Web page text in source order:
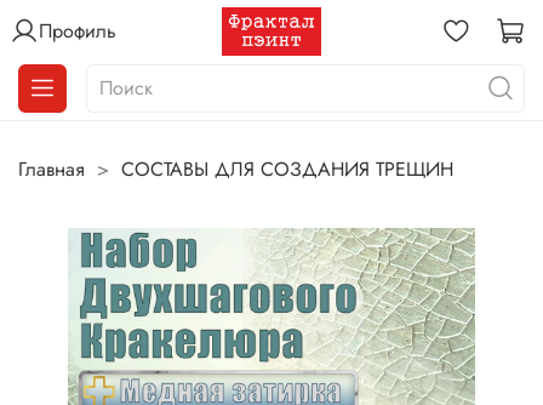
Профиль
Главная СОСТАВЫ ДЛЯ СОЗДАНИЯ ТРЕЩИН